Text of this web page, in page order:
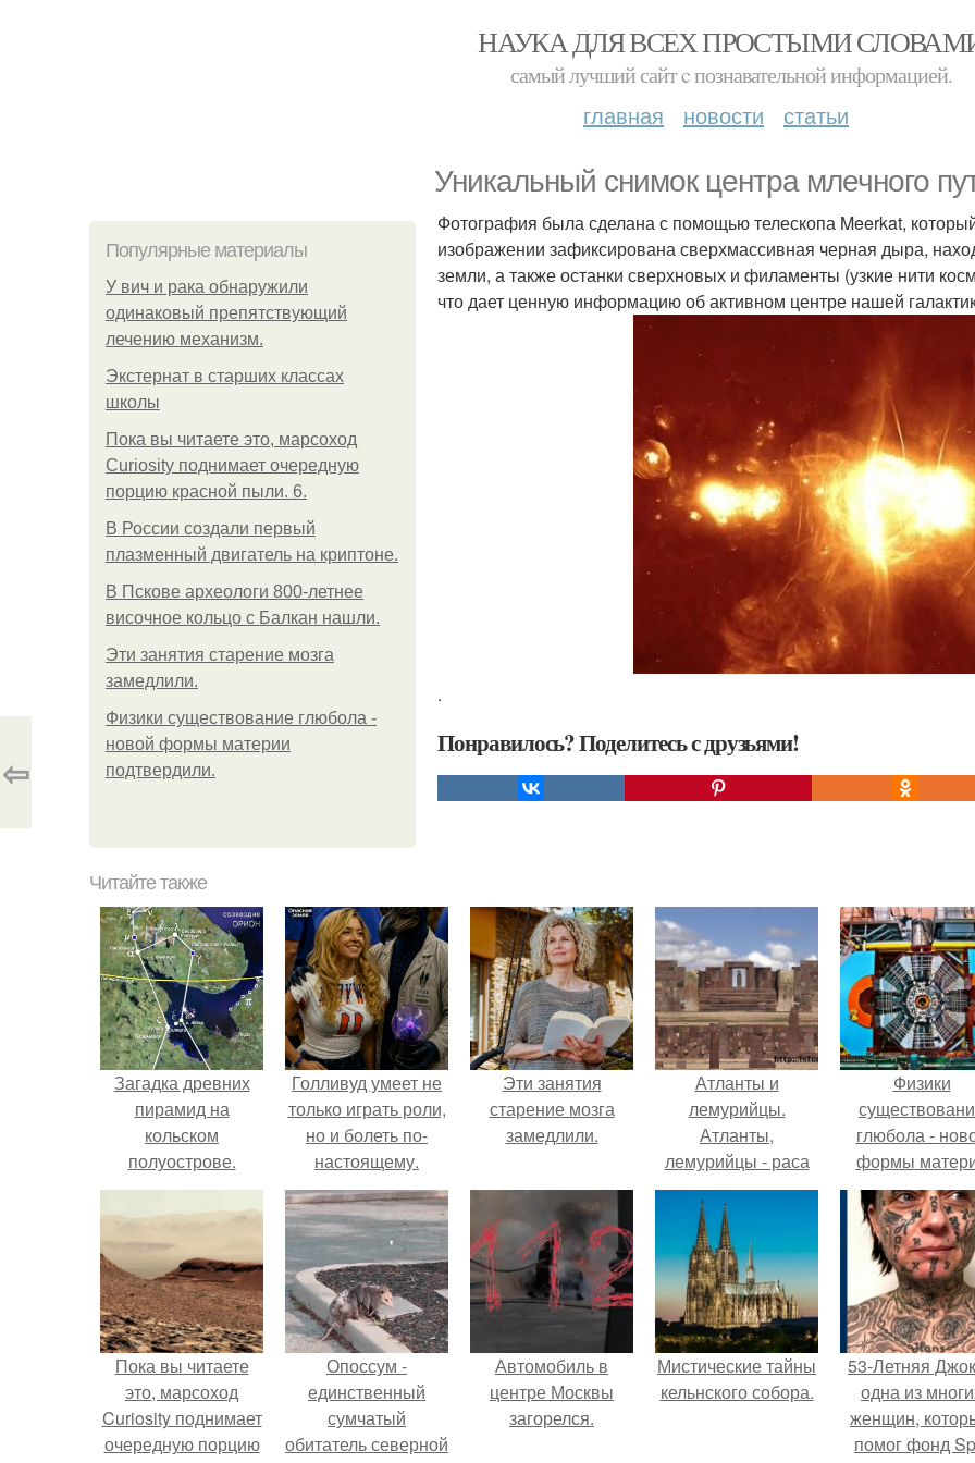
НАУКА ДЛЯ ВСЕХ ПРОСТЫМИ
самый лучший сайт c познавательной информацией.
главная новости статьи
Уникальный снимок центра млечного
Популярные материалы
У вич и рака обнаружили
одинаковый препятствующий
лечению механизм.
Экстернат в старших классах
школы
Пока вы читаете это, марсоход
Curiosity поднимает очередную
порцию красной пыли. 6.
В России создали первый
плазменный двигатель на криптоне.
В Пскове археологи 800-летнее
височное кольцо с Балкан нашли.
Эти занятия старение мозга
замедлили.
Физики существование глюбола -
новой формы материи
подтвердили.
Фотография была сделана с помощью телескопа Meerkat,
изображении зафиксирована сверхмассивная черная дыра,
земли, а также останки сверхновых и филаменты (узкие нити
что дает ценную информацию об активном центре нашей
.
Понравилось? Поделитесь с друзьями!
⇦
Читайте также
Загадка древних
пирамид на
кольском
полуострове.
Голливуд умеет не
только играть роли,
но и болеть по-
настоящему.
Эти занятия
старение мозга
замедлили.
Атланты и
лемурийцы.
Атланты,
лемурийцы - раса
великанов.
Физики
глюбола -
формы
Пока вы читаете
это, марсоход
Curiosity поднимает
очередную порцию
Опоссум -
единственный
сумчатый
обитатель северной
Автомобиль в
центре Москвы
загорелся.
Мистические тайны
кельнского собора.
53-Летняя
одна из
женщин,
помог фонд